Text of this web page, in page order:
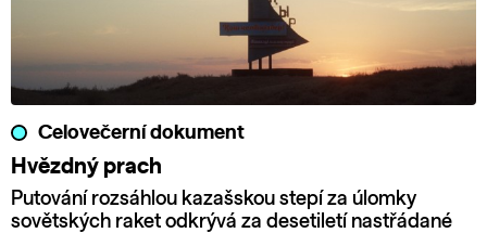
Celovečerní dokument
Hvězdný prach
Putování rozsáhlou kazašskou stepí za úlomky
sovětských raket odkrývá za desetiletí nastřádané